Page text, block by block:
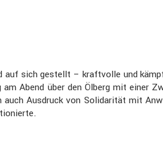
auf sich gestellt – kraft­volle und
Abend über den Ölberg mit einer
auch Ausdruck von Solida­rität mit